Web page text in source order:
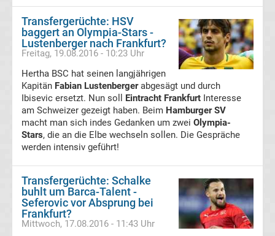
Karlsruher
SC
Kickers
Offenbach
MSV
Duisburg
Transfergerüchte: HSV
baggert an Olympia-Stars -
Lustenberger nach Frankfurt?
Freitag, 19.08.2016 - 10:23 Uhr
Hertha BSC hat seinen langjährigen
Kapitän Fabian Lustenbergerabgesägt und durch
Ibisevic ersetzt. Nun soll Eintracht Frankfurt Interesse
am Schweizer gezeigt haben. Beim Hamburger SV
macht man sich indes Gedanken um zwei Olympia-
Stars, die an die Elbe wechseln sollen. Die Gespräche
werden intensiv geführt!
Transfergerüchte: Schalke
buhlt um Barca-Talent -
Seferovic vor Absprung bei
Frankfurt?
Mittwoch, 17.08.2016 - 11:43 Uhr